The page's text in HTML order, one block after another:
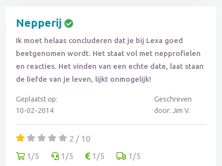
Nepperij
Ik moet helaas concluderen dat je bij Lexa goed
beetgenomen wordt. Het staat vol met nepprofielen
en reacties. Het vinden van een echte date, laat staan
de liefde van je leven, lijkt onmogelijk!
Geplaatst op:
10-02-2014
Geschreven
door: Jim V.
2 / 10
1/5
1/5 1/5 1/5